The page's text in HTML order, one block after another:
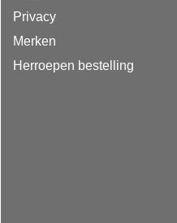
Privacy
Merken
Herroepen bestelling